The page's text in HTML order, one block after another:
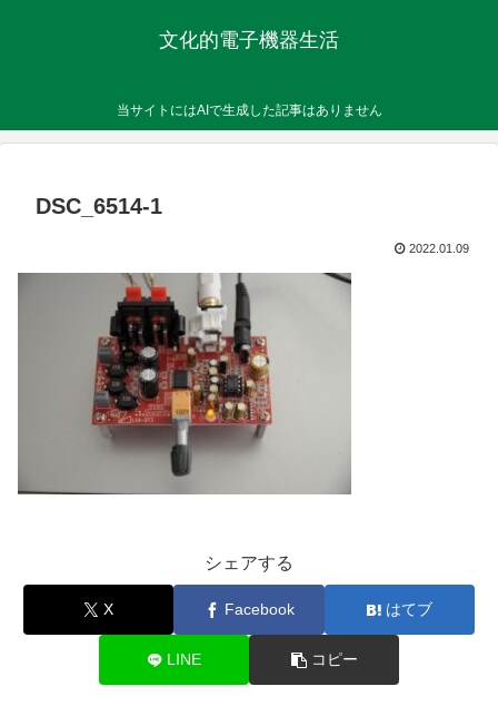
文化的電子機器生活
当サイトにはAIで生成した記事はありません
DSC_6514-1
2022.01.09
シェアする
X Facebook はてブ
LINE コピー